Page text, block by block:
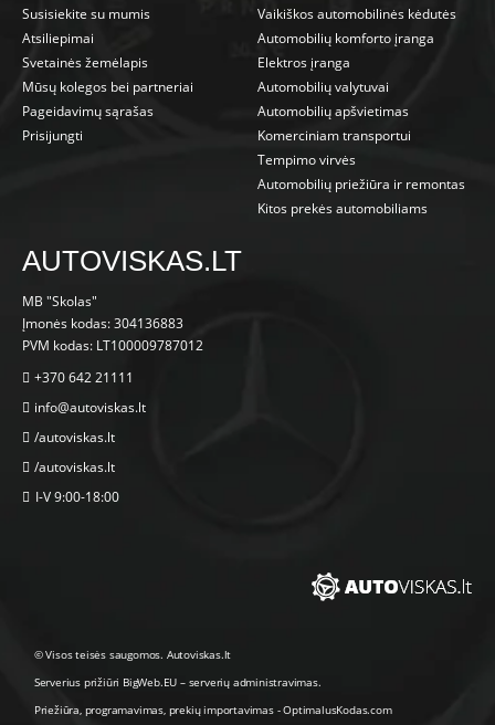
Susisiekite su mumis
Atsiliepimai
Svetainės žemėlapis
Mūsų kolegos bei partneriai
Pageidavimų sąrašas
Prisijungti
Vaikiškos automobilinės kėdutės
Automobilių komforto įranga
Elektros įranga
Automobilių valytuvai
Automobilių apšvietimas
Komerciniam transportui
Tempimo virvės
Automobilių priežiūra ir remontas
Kitos prekės automobiliams
AUTOVISKAS.LT
MB "Skolas"
Įmonės kodas: 304136883
PVM kodas: LT100009787012
+370 642 21111
info@autoviskas.lt
/autoviskas.lt
/autoviskas.lt
I-V 9:00-18:00
© Visos teisės saugomos. Autoviskas.lt
Serverius prižiūri BigWeb.EU – serverių administravimas.
Priežiūra, programavimas, prekių importavimas-OptimalusKodas.com